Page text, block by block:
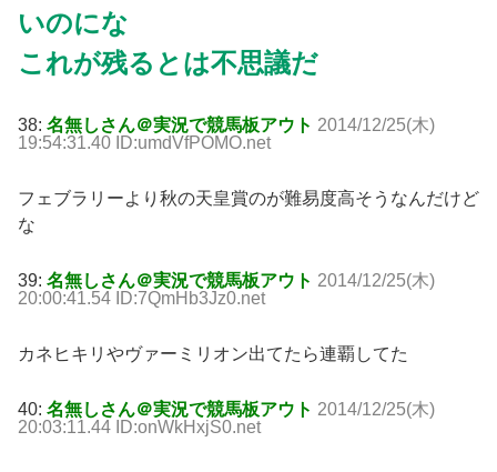
いのにな
これが残るとは不思議だ
38: 名無しさん＠実況で競馬板アウト 2014/12/25(木)
19:54:31.40 ID:umdVfPOMO.net
フェブラリーより秋の天皇賞のが難易度高そうなんだけど
な
39: 名無しさん＠実況で競馬板アウト 2014/12/25(木)
20:00:41.54 ID:7QmHb3Jz0.net
カネヒキリやヴァーミリオン出てたら連覇してた
40: 名無しさん＠実況で競馬板アウト 2014/12/25(木)
20:03:11.44 ID:onWkHxjS0.net